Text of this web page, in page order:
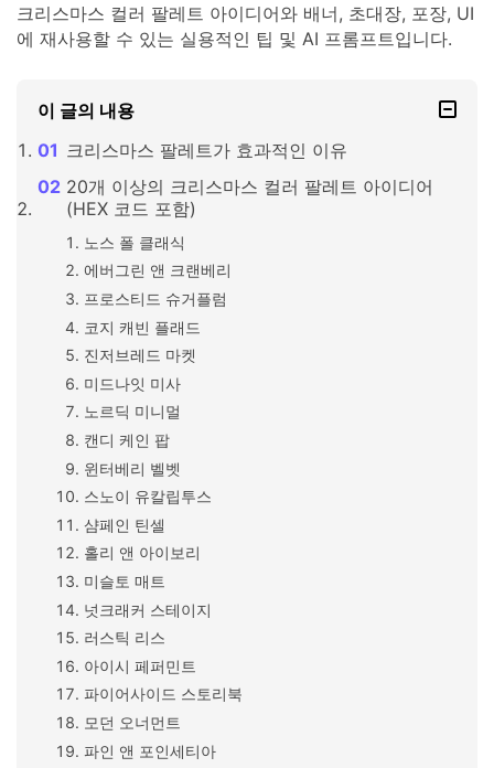
크리스마스 컬러 팔레트 아이디어와 배너, 초대장, 포장, UI
에 재사용할 수 있는 실용적인 팁 및 AI 프롬프트입니다.
이 글의 내용
크리스마스 팔레트가 효과적인 이유
20개 이상의 크리스마스 컬러 팔레트 아이디어
(HEX 코드 포함)
노스 폴 클래식
에버그린 앤 크랜베리
프로스티드 슈거플럼
코지 캐빈 플래드
진저브레드 마켓
미드나잇 미사
노르딕 미니멀
캔디 케인 팝
윈터베리 벨벳
스노이 유칼립투스
샴페인 틴셀
홀리 앤 아이보리
미슬토 매트
넛크래커 스테이지
러스틱 리스
아이시 페퍼민트
파이어사이드 스토리북
모던 오너먼트
파인 앤 포인세티아